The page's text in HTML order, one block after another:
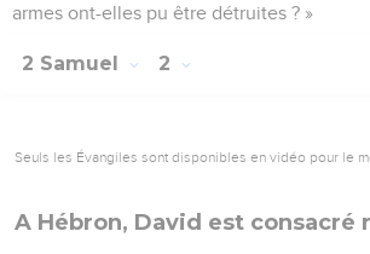
armes ont-elles pu être détruites ? »
2 Samuel 2
Seuls les Évangiles sont disponibles en vidéo pour le
A Hébron, David est consacré